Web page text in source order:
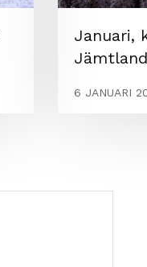
Januari,
6 JANUARI